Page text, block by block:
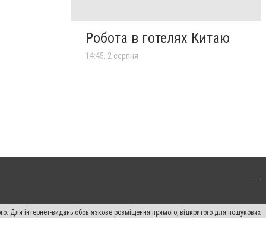
Робота в готелях Китаю
14:45, 2 серпня
Для інтернет-видань обов'язкове розміщення прямого, відкритого для пошукових